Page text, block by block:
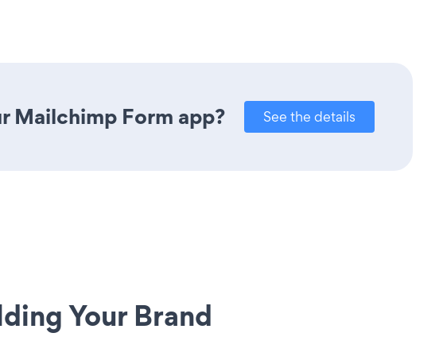
Mailchimp Form app? See the details
Your Brand